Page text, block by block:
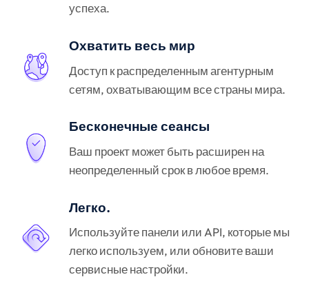
успеха.
Охватить весь мир
Доступ к распределенным агентурным
сетям, охватывающим все страны мира.
Бесконечные сеансы
Ваш проект может быть расширен на
неопределенный срок в любое время.
Легко.
Используйте панели или API, которые мы
легко используем, или обновите ваши
сервисные настройки.